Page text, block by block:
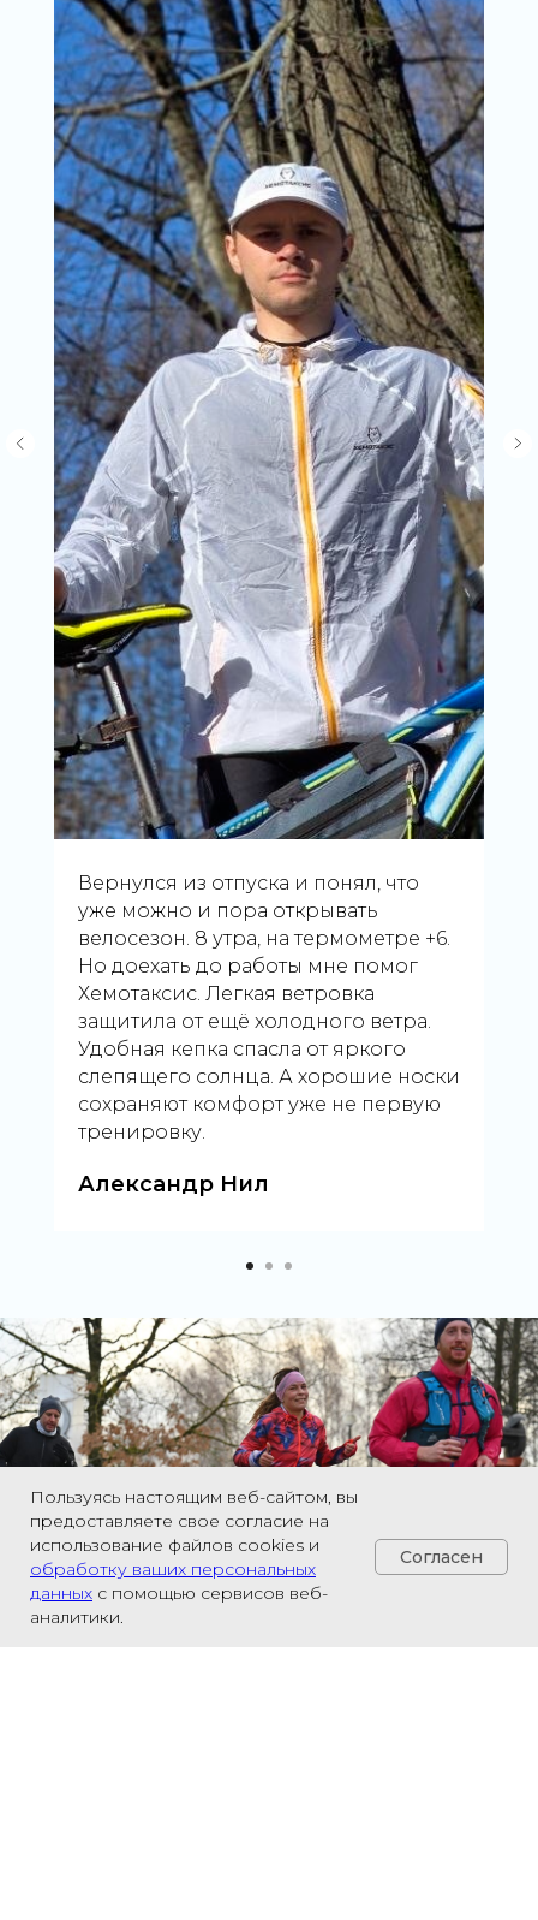
Пользуясь настоящим веб-сайтом, вы
предоставляете свое согласие на
использование файлов cookies и
обработку ваших персональных
данных с помощью сервисов веб-
аналитики.
Согласен
Вернулся из отпуска и понял, что
уже можно и пора открывать
велосезон. 8 утра, на термометре +6.
Но доехать до работы мне помог
Хемотаксис. Легкая ветровка
защитила от ещё холодного ветра.
Удобная кепка спасла от яркого
слепящего солнца. А хорошие носки
сохраняют комфорт уже не первую
тренировку.
Александр Нил